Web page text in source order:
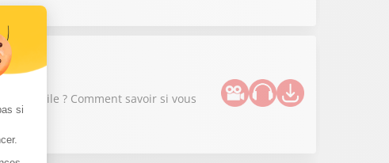
sexophile ? Comment savoir si vous